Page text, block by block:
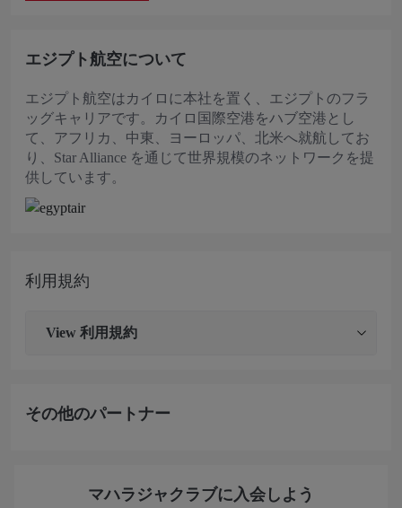
エジプト航空について
エジプト航空はカイロに本社を置く、エジプトのフラ
ッグキャリアです。カイロ国際空港をハブ空港とし
て、アフリカ、中東、ヨーロッパ、北米へ就航してお
り、Star Alliance を通じて世界規模のネットワークを提
供しています。
利用規約
View 利用規約
その他のパートナー
マハラジャクラブに入会しよう